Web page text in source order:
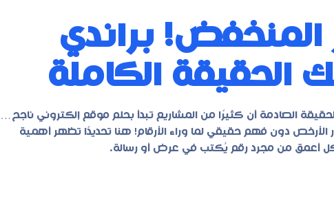
المنخفض! براندي
الكاملة
الصادمة أن كثيرًا من المشاريع تبدأ بحلم موقع إلكتروني ناجح…
دون فهم حقيقي لما وراء الأرقام! هنا تحديدًا تظهر أهمية
أعمق من مجرد رقم يُكتب في عرض أو رسالة.